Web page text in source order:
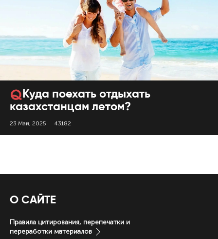
Куда поехать отдыхать
казахстанцам летом?
23 Май, 2025 43182
О САЙТЕ
Правила цитирования, перепечатки и
переработки материалов